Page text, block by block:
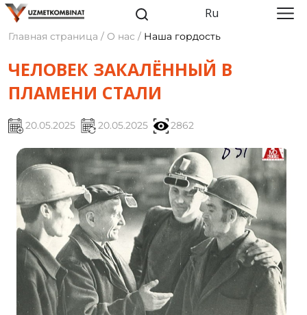
Ru
Главная страница / О нас / Наша гордость
ЧЕЛОВЕК ЗАКАЛЁННЫЙ В
ПЛАМЕНИ СТАЛИ
20.05.2025 20.05.2025 2862